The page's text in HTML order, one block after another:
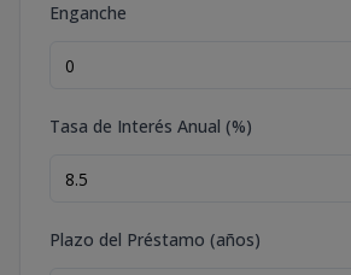
Enganche
Tasa de Interés Anual (%)
Plazo del Préstamo (años)